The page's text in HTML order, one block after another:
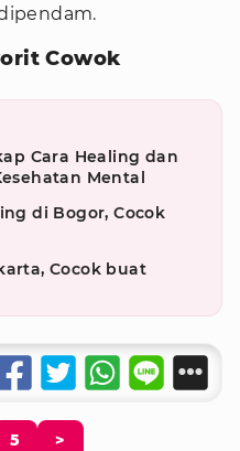
Cowok
Cara Healing dan
Mental
di Bogor, Cocok
Cocok buat
5 >